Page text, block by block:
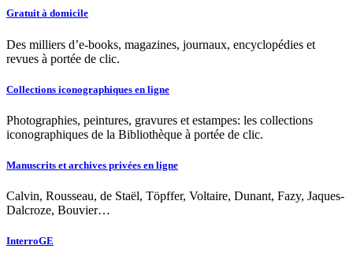
Gratuit à domicile
Des milliers d’e-books, magazines, journaux, encyclopédies et
revues à portée de clic.
Collections iconographiques en ligne
Photographies, peintures, gravures et estampes: les collections
iconographiques de la Bibliothèque à portée de clic.
Manuscrits et archives privées en ligne
Calvin, Rousseau, de Staël, Töpffer, Voltaire, Dunant, Fazy, Jaques-
Dalcroze, Bouvier…
InterroGE